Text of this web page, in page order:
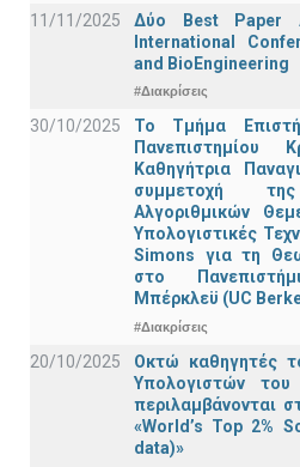
11/11/2025
Δύο Best Paper
International
and BioEngineering
#Διακρίσεις
30/10/2025
Το Τμήμα
Πανεπιστημίου
Καθηγήτρια
συμμετοχή
Αλγοριθμικών
Υπολογιστικές
Simons για τη
στο
Μπέρκλεϋ (UC
#Διακρίσεις
20/10/2025
Οκτώ καθηγητές
Υπολογιστών του
περιλαμβάνονται
«World’s Top 2%
data)»